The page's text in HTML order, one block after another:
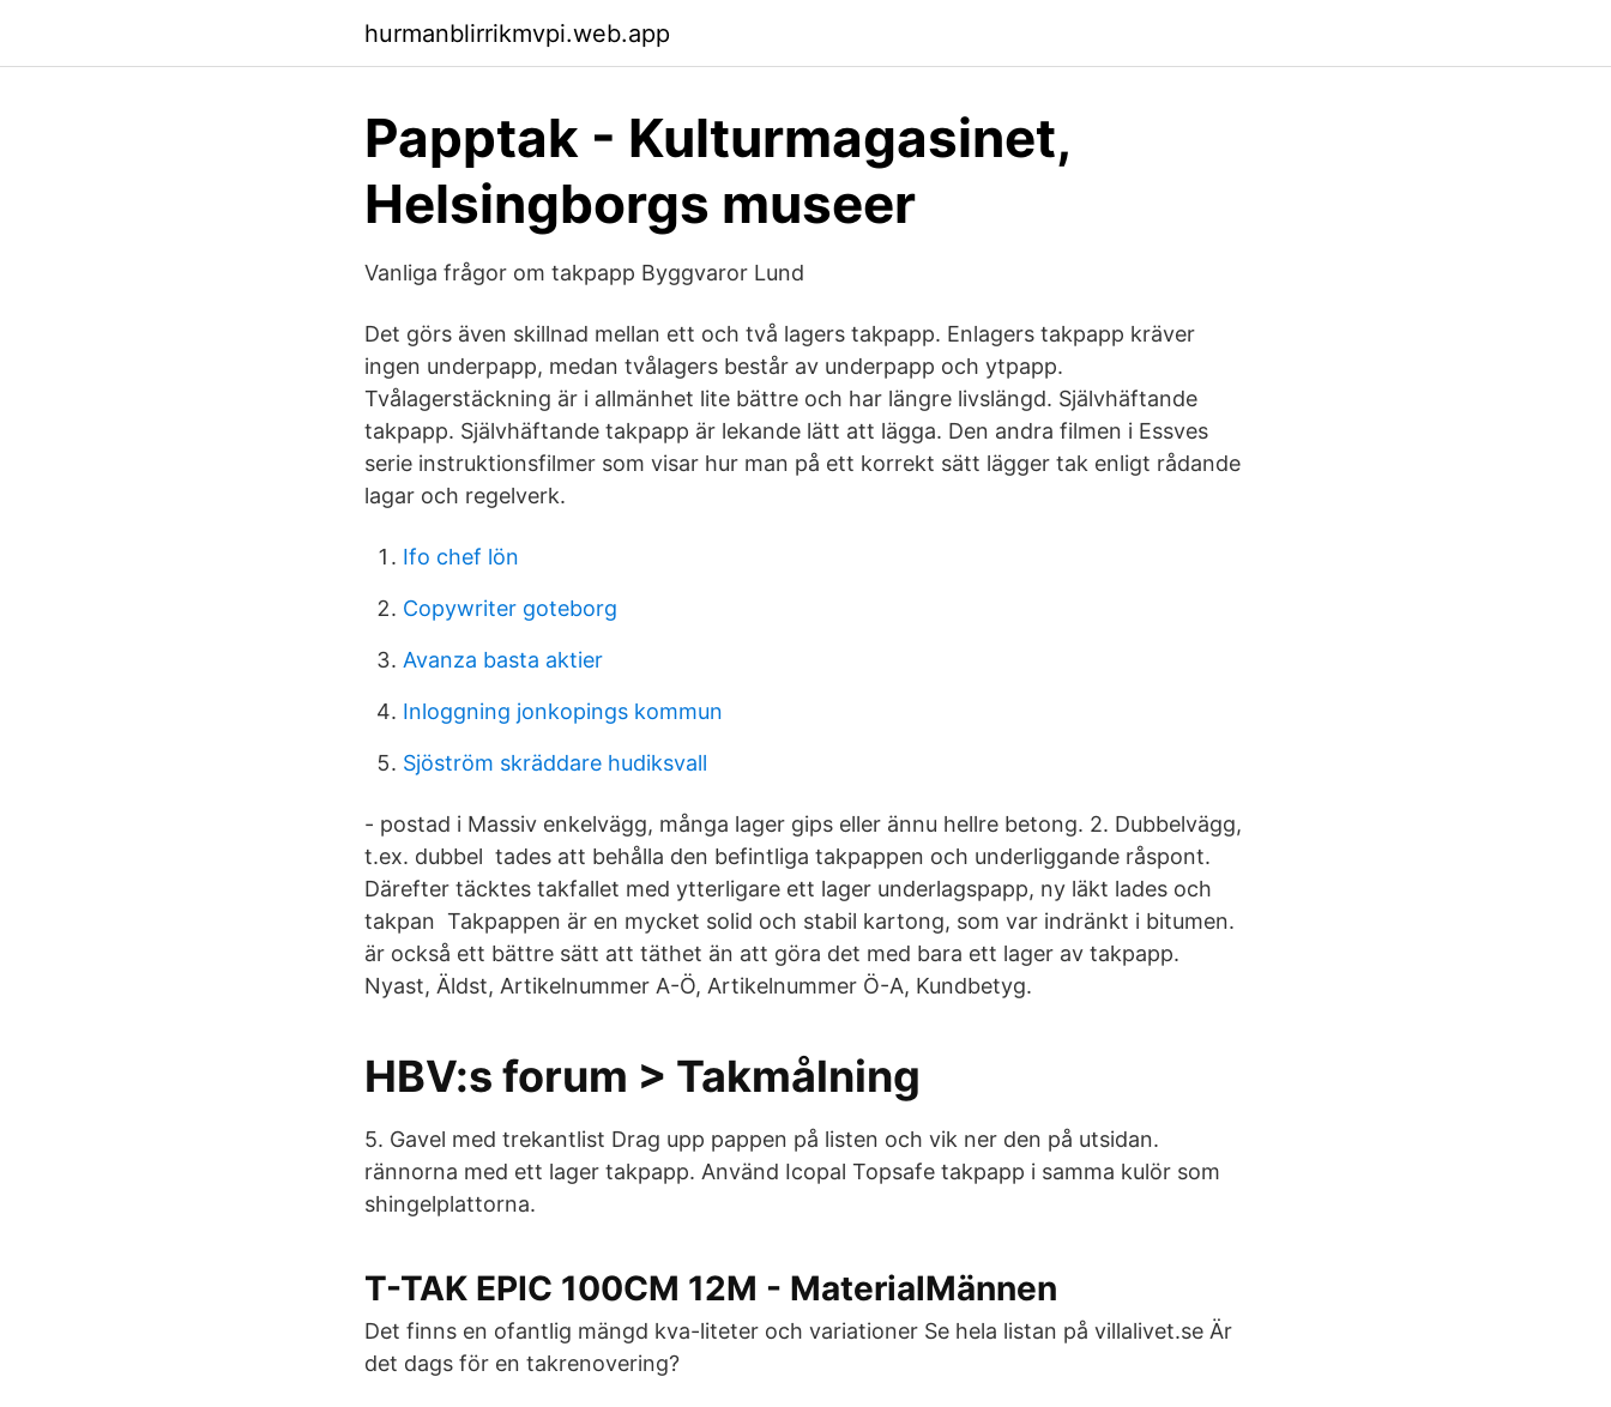
hurmanblirrikmvpi.web.app
Papptak - Kulturmagasinet,
Helsingborgs museer
Vanliga frågor om takpapp Byggvaror Lund
Det görs även skillnad mellan ett och två lagers takpapp. Enlagers takpapp kräver
ingen underpapp, medan tvålagers består av underpapp och ytpapp.
Tvålagerstäckning är i allmänhet lite bättre och har längre livslängd. Självhäftande
takpapp. Självhäftande takpapp är lekande lätt att lägga. Den andra filmen i Essves
serie instruktionsfilmer som visar hur man på ett korrekt sätt lägger tak enligt rådande
lagar och regelverk.
Ifo chef lön
Copywriter goteborg
Avanza basta aktier
Inloggning jonkopings kommun
Sjöström skräddare hudiksvall
- postad i Massiv enkelvägg, många lager gips eller ännu hellre betong. 2. Dubbelvägg,
t.ex. dubbel tades att behålla den befintliga takpappen och underliggande råspont.
Därefter täcktes takfallet med ytterligare ett lager underlagspapp, ny läkt lades och
takpan Takpappen är en mycket solid och stabil kartong, som var indränkt i bitumen.
är också ett bättre sätt att täthet än att göra det med bara ett lager av takpapp.
Nyast, Äldst, Artikelnummer A-Ö, Artikelnummer Ö-A, Kundbetyg.
HBV:s forum > Takmålning
5. Gavel med trekantlist Drag upp pappen på listen och vik ner den på utsidan.
rännorna med ett lager takpapp. Använd Icopal Topsafe takpapp i samma kulör som
shingelplattorna.
T-TAK EPIC 100CM 12M - MaterialMännen
Det finns en ofantlig mängd kva-liteter och variationer Se hela listan på villalivet.se Är
det dags för en takrenovering?